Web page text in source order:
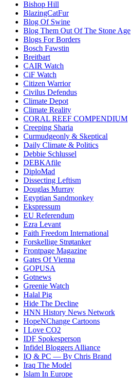
Bishop Hill
BlazingCatFur
Blog Of Swine
Blog Them Out Of The Stone Age
Blogs For Borders
Bosch Fawstin
Breitbart
CAIR Watch
CiF Watch
Citizen Warrior
Civilus Defendus
Climate Depot
Climate Reality
CORAL REEF COMPENDIUM
Creeping Sharia
Curmudgeonly & Skeptical
Daily Climate & Politics
Debbie Schlussel
DEBKAfile
DiploMad
Dissecting Leftism
Douglas Murray
Egyptian Sandmonkey
Ekspressum
EU Referendum
Ezra Levant
Faith Freedom International
Forskellige Strøtanker
Frontpage Magazine
Gates Of Vienna
GOPUSA
Gotnews
Greenie Watch
Halal Pig
Hide The Decline
HNN History News Network
HopeNChange Cartoons
I Love CO2
IDF Spokesperson
Infidel Bloggers Alliance
IQ & PC — By Chris Brand
Iraq The Model
Islam In Europe